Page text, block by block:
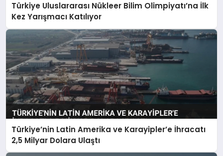
Türkiye Uluslararası Nükleer Bilim Olimpiyatı’na İlk
Kez Yarışmacı Katılıyor
Türkiye’nin Latin Amerika ve Karayipler’e İhracatı
2,5 Milyar Dolara Ulaştı